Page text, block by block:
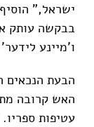
ישראל,"
בבקשה עותק
ו'מיינע
הבעת הנכאים
האש קרובה
עטיפות